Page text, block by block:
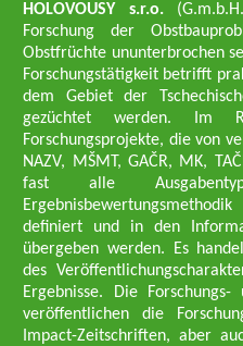
HOLOVOUSY s.r.o.
Forschung der
Obstfrüchte ununterbrochen
Forschungstätigkeit betrifft
dem Gebiet der
gezüchtet werden. Im
Forschungsprojekte, die von
NAZV, MŠMT, GAČR, MK,
fast alle
definiert und in den
übergeben werden. Es
des
Ergebnisse. Die
veröffentlichen die
Impact-Zeitschriften, aber